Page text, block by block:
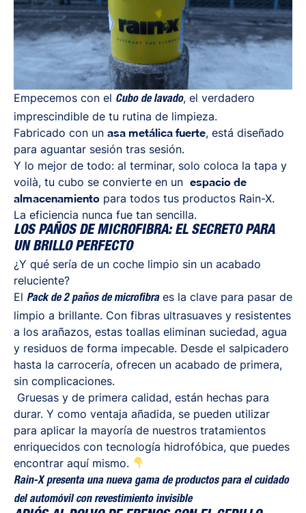
Empecemos con el Cubo de lavado, el verdadero
imprescindible de tu rutina de limpieza.
Fabricado con un asa metálica fuerte, está diseñado
para aguantar sesión tras sesión.
Y lo mejor de todo: al terminar, solo coloca la tapa y
voilà, tu cubo se convierte en un espacio de
almacenamiento para todos tus productos Rain-X.
La eficiencia nunca fue tan sencilla.
LOS PAÑOS DE MICROFIBRA: EL SECRETO PARA
UN BRILLO PERFECTO
¿Y qué sería de un coche limpio sin un acabado
reluciente?
El Pack de 2 paños de microfibraes la clave para pasar de
limpio a brillante. Con fibras ultrasuaves y resistentes
a los arañazos, estas toallas eliminan suciedad, agua
y residuos de forma impecable. Desde el salpicadero
hasta la carrocería, ofrecen un acabado de primera,
sin complicaciones.
Gruesas y de primera calidad, están hechas para
durar. Y como ventaja añadida, se pueden utilizar
para aplicar la mayoría de nuestros tratamientos
enriquecidos con tecnología hidrofóbica, que puedes
encontrar aquí mismo.
Rain-X presenta una nueva gama de productos para el cuidado
del automóvil con revestimiento invisible